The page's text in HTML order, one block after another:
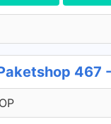
467 -